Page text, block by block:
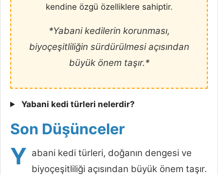
kendine özgü özelliklere sahiptir.
*Yabani kedilerin korunması,
biyoçeşitliliğin sürdürülmesi açısından
büyük önem taşır.*
Yabani kedi türleri nelerdir?
Son Düşünceler
Y abani kedi türleri, doğanın dengesi ve
biyoçeşitliliği açısından büyük önem taşır.